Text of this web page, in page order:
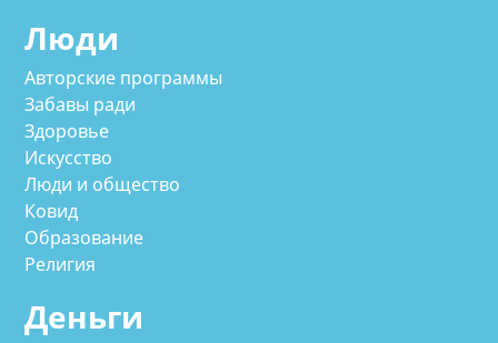
Люди
Авторские программы
Забавы ради
Здоровье
Искусство
Люди и общество
Ковид
Образование
Религия
Деньги